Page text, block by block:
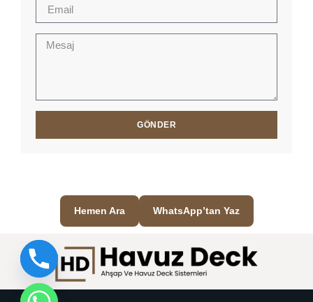
GÖNDER
Hemen Ara WhatsApp’tan Yaz